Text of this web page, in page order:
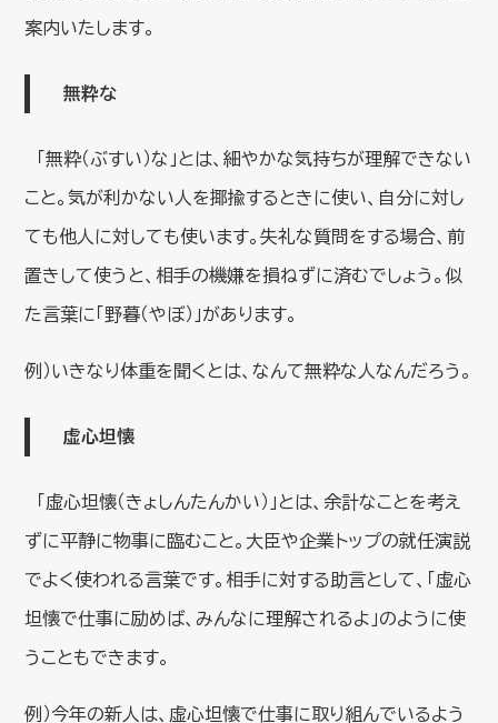
案内いたします。
無粋な
「無粋（ぶすい）な」とは、細やかな気持ちが理解できない
こと。気が利かない人を揶揄するときに使い、自分に対し
ても他人に対しても使います。失礼な質問をする場合、前
置きして使うと、相手の機嫌を損ねずに済むでしょう。似
た言葉に「野暮（やぼ）」があります。
例）いきなり体重を聞くとは、なんて無粋な人なんだろう。
虚心坦懐
「虚心坦懐（きょしんたんかい）」とは、余計なことを考え
ずに平静に物事に臨むこと。大臣や企業トップの就任演説
でよく使われる言葉です。相手に対する助言として、「虚心
坦懐で仕事に励めば、みんなに理解されるよ」のように使
うこともできます。
例）今年の新人は、虚心坦懐で仕事に取り組んでいるよう